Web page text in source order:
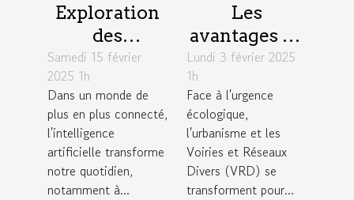
Exploration
des
avantages
des chatbots
basés sur
l'intelligence
artificielle
Samedi 15 février
2025 1h
Dans un monde de
plus en plus connecté,
l'intelligence
artificielle transforme
notre quotidien,
notamment à...
Les
avantages de
l'intégration
technologies
durables en
urbanisme et
VRD
Lundi 3 février 2025
1h
Face à l'urgence
écologique,
l'urbanisme et les
Voiries et Réseaux
Divers (VRD) se
transforment pour...